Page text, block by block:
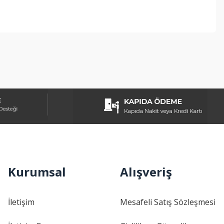
Kurumsal
İletişim
Alışveriş
Mesafeli Satış Sözleşmesi